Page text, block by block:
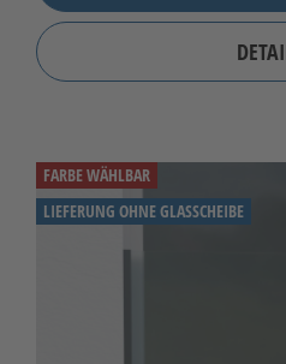
FARBE WÄHLBAR
LIEFERUNG OHNE GLASSCHEIBE